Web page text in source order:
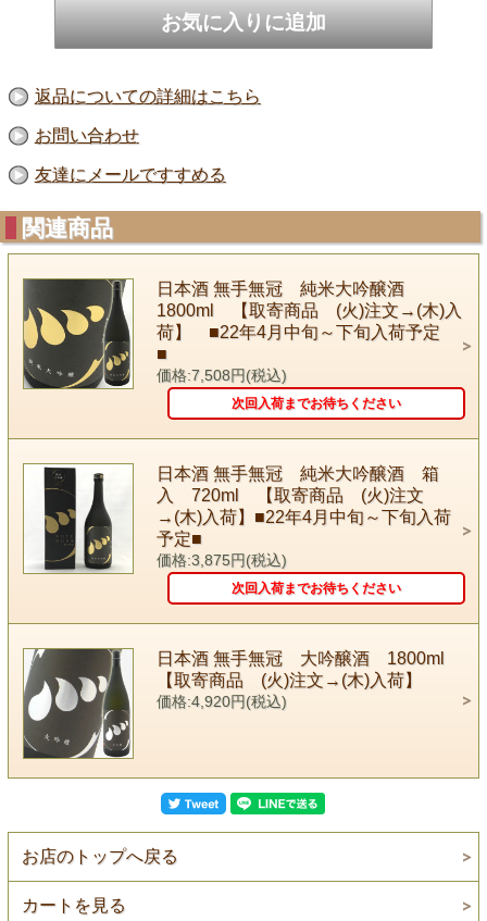
返品についての詳細はこちら
お問い合わせ
友達にメールですすめる
関連商品
日本酒 無手無冠 純米大吟醸酒
1800ml 【取寄商品 (火)注文→(木)入
荷】 ■22年4月中旬～下旬入荷予定
■
価格:7,508円(税込)
次回入荷までお待ちください
日本酒 無手無冠 純米大吟醸酒 箱
入 720ml 【取寄商品 (火)注文
→(木)入荷】■22年4月中旬～下旬入荷
予定■
価格:3,875円(税込)
次回入荷までお待ちください
日本酒 無手無冠 大吟醸酒 1800ml
【取寄商品 (火)注文→(木)入荷】
価格:4,920円(税込)
お店のトップへ戻る
カートを見る